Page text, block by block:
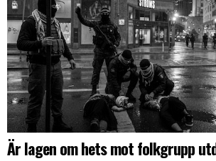
Är lagen om hets mot folkgrupp